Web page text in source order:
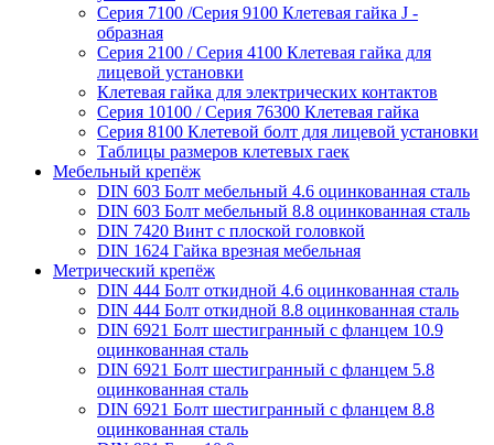
Серия 7100 /Серия 9100 Клетевая гайка J -
образная
Серия 2100 / Серия 4100 Клетевая гайка для
лицевой установки
Клетевая гайка для электрических контактов
Серия 10100 / Серия 76300 Клетевая гайка
Серия 8100 Клетевой болт для лицевой установки
Таблицы размеров клетевых гаек
Мебельный крепёж
DIN 603 Болт мебельный 4.6 оцинкованная сталь
DIN 603 Болт мебельный 8.8 оцинкованная сталь
DIN 7420 Винт с плоской головкой
DIN 1624 Гайка врезная мебельная
Метрический крепёж
DIN 444 Болт откидной 4.6 оцинкованная сталь
DIN 444 Болт откидной 8.8 оцинкованная сталь
DIN 6921 Болт шестигранный с фланцем 10.9
оцинкованная сталь
DIN 6921 Болт шестигранный с фланцем 5.8
оцинкованная сталь
DIN 6921 Болт шестигранный с фланцем 8.8
оцинкованная сталь